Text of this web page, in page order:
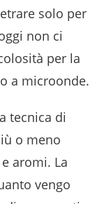
solo per
non ci
per la
a microonde.
tecnica di
o meno
aromi. La
vengo